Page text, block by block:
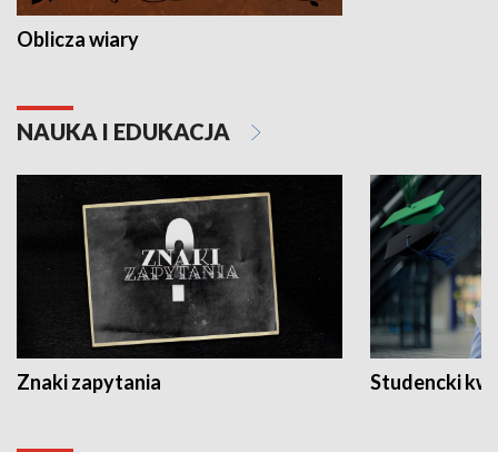
Oblicza wiary
NAUKA I EDUKACJA
Znaki zapytania Studencki